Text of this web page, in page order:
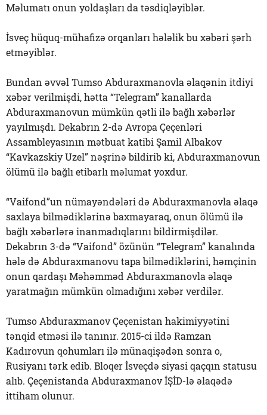
Məlumatı onun yoldaşları da təsdiqləyiblər.
İsveç hüquq-mühafizə orqanları hələlik bu xəbəri şərh
etməyiblər.
Bundan əvvəl Tumso Abduraxmanovla əlaqənin itdiyi
xəbər verilmişdi, hətta “Telegram” kanallarda
Abduraxmanovun mümkün qətli ilə bağlı xəbərlər
yayılmışdı. Dekabrın 2-də Avropa Çeçenləri
Assambleyasının mətbuat katibi Şamil Albakov
“Kavkazskiy Uzel” nəşrinə bildirib ki, Abduraxmanovun
ölümü ilə bağlı etibarlı məlumat yoxdur.
“Vaifond”un nümayəndələri də Abduraxmanovla əlaqə
saxlaya bilmədiklərinə baxmayaraq, onun ölümü ilə
bağlı xəbərlərə inanmadıqlarını bildirmişdilər.
Dekabrın 3-də “Vaifond” özünün “Telegram” kanalında
hələ də Abduraxmanovu tapa bilmədiklərini, həmçinin
onun qardaşı Məhəmməd Abduraxmanovla əlaqə
yaratmağın mümkün olmadığını xəbər verdilər.
Tumso Abduraxmanov Çeçenistan hakimiyyətini
tənqid etməsi ilə tanınır. 2015-ci ildə Ramzan
Kadırovun qohumları ilə münaqişədən sonra o,
Rusiyanı tərk edib. Bloqer İsveçdə siyasi qaçqın statusu
alıb. Çeçenistanda Abduraxmanov İŞİD-lə əlaqədə
ittiham olunur.